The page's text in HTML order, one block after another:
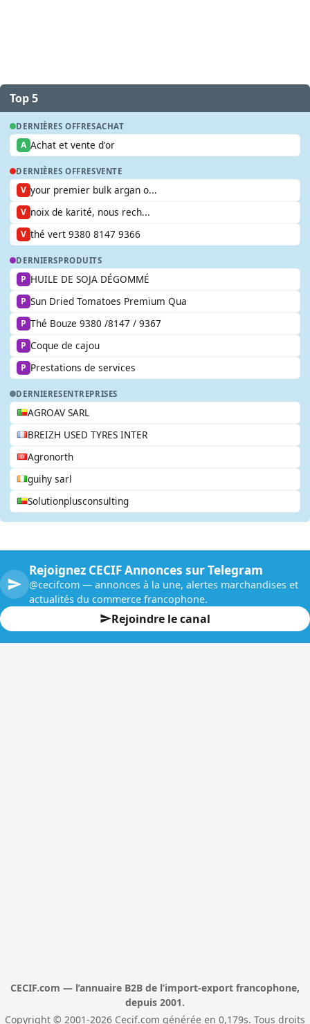
Top 5
DERNIÈRES OFFRESACHAT
A Achat et vente d'or
DERNIÈRES OFFRESVENTE
V your premier bulk argan o...
V noix de karité, nous rech...
V thé vert 9380 8147 9366
DERNIERSPRODUITS
P HUILE DE SOJA DÉGOMMÉ
P Sun Dried Tomatoes Premium Qua
P Thé Bouze 9380 /8147 / 9367
P Coque de cajou
P Prestations de services
DERNIERESENTREPRISES
AGROAV SARL
BREIZH USED TYRES INTER
Agronorth
guihy sarl
Solutionplusconsulting
Rejoignez CECIF Annonces sur Telegram
@cecifcom — annonces à la une, alertes marchandises et
actualités du commerce francophone.
Rejoindre le canal
CECIF.com — l’annuaire B2B de l’import-export francophone,
depuis 2001.
Copyright © 2001-2026 Cecif.com générée en 0,179s. Tous droits